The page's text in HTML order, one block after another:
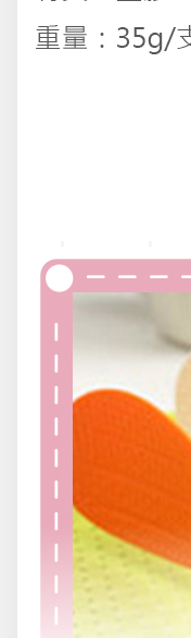
年終大促專區
旅行實用好物
派對用品
浪漫好禮